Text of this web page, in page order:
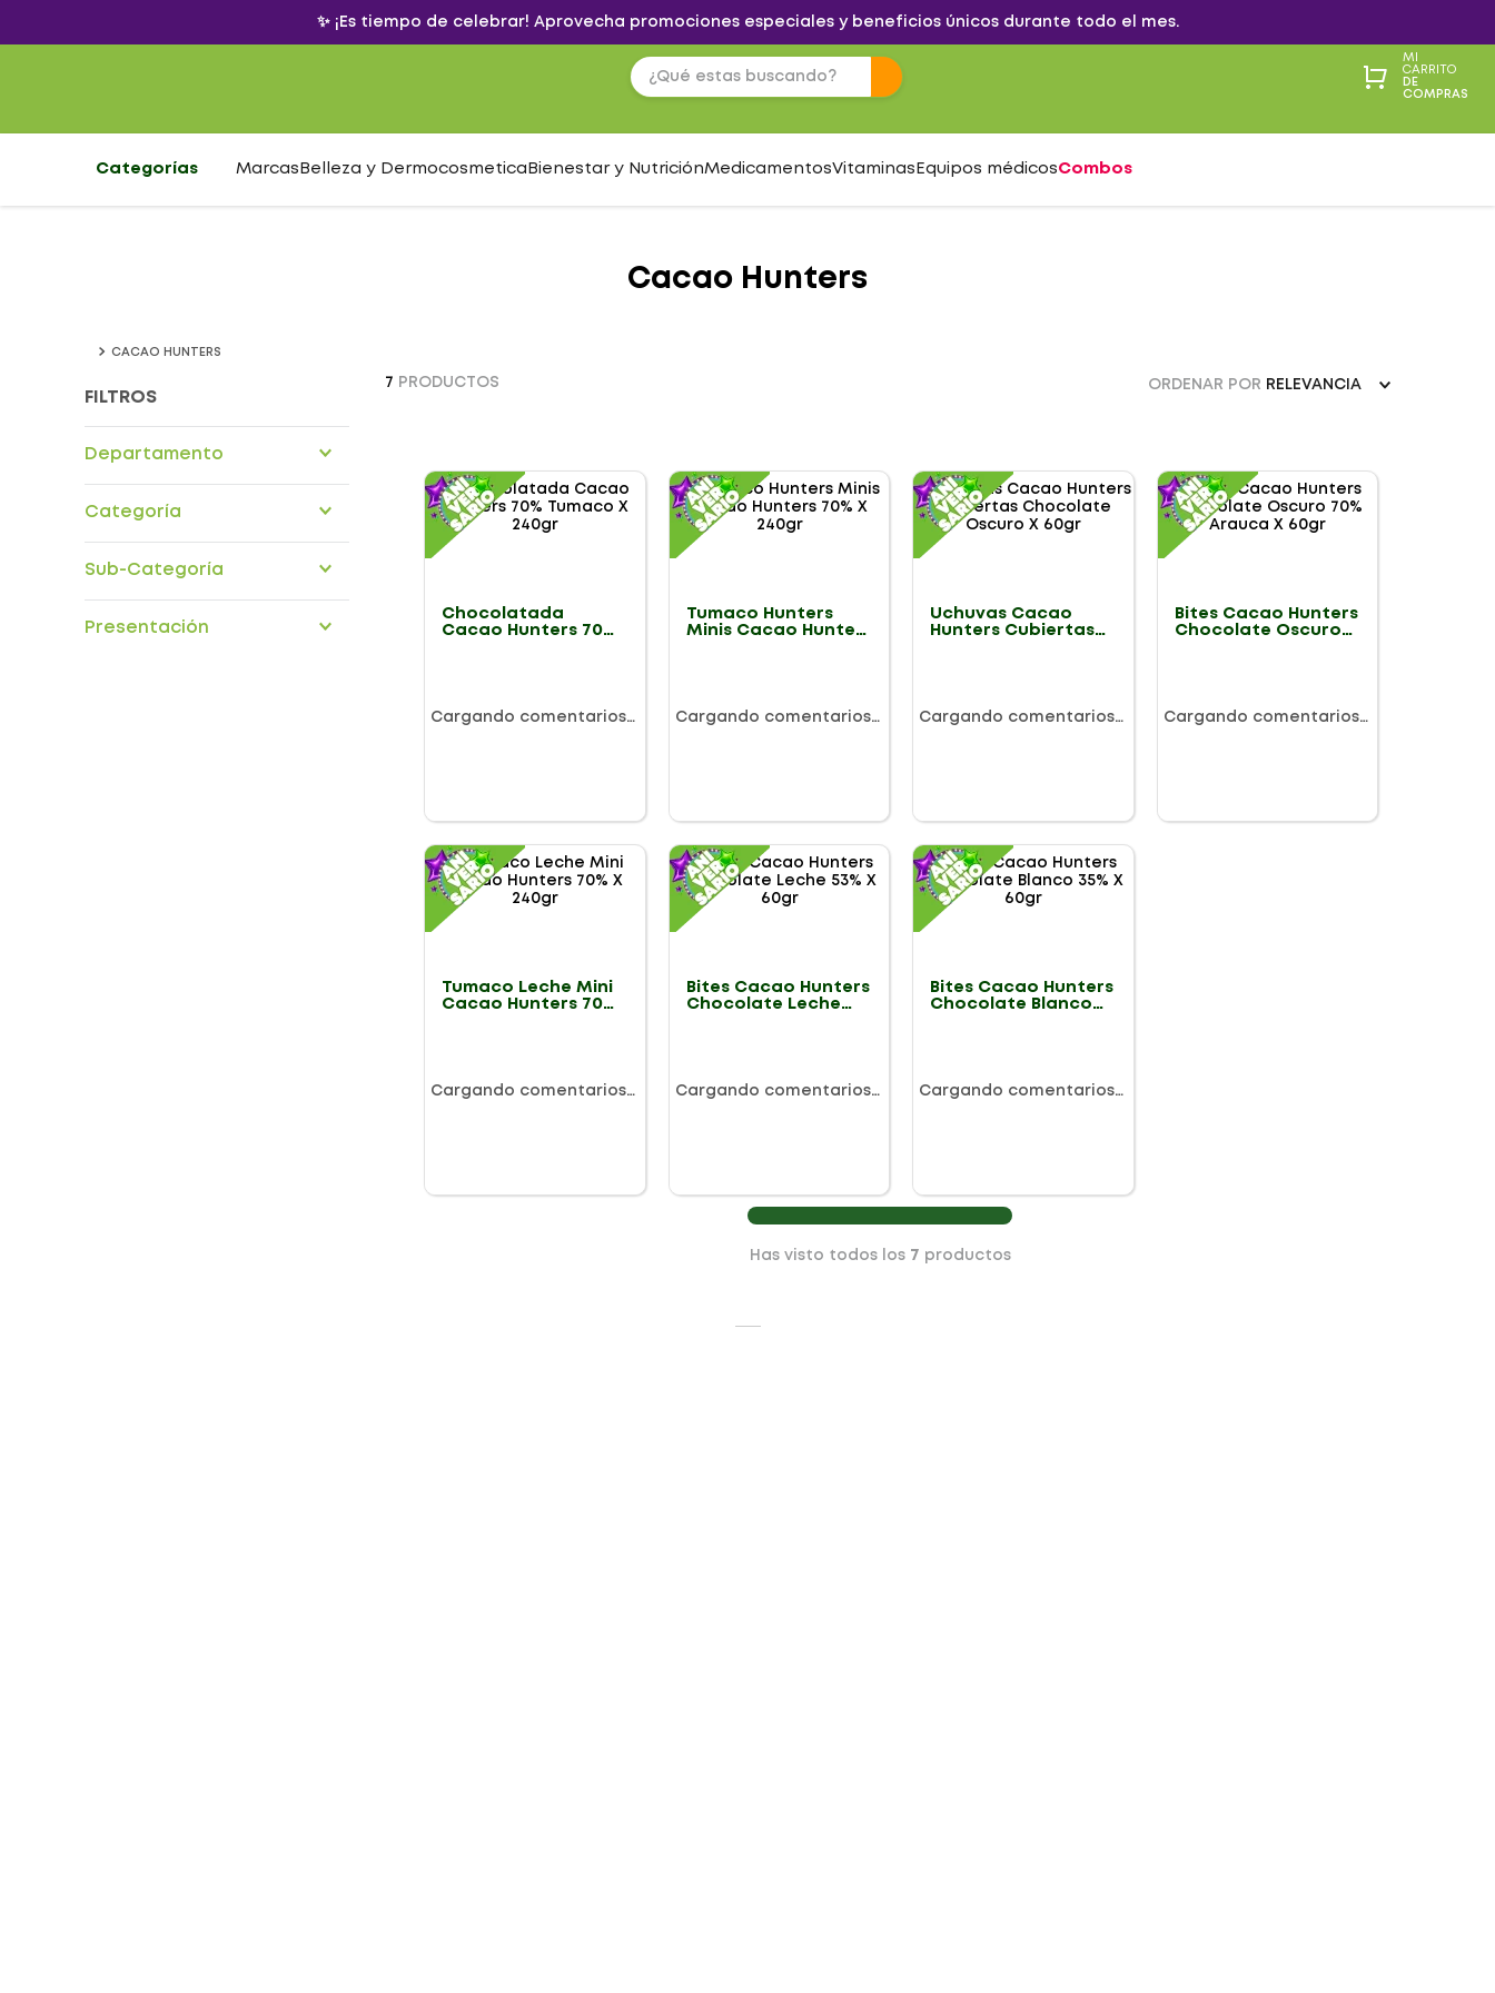
✨ ¡Es tiempo de celebrar! Aprovecha promociones especiales y beneficios únicos durante todo el mes.
MI
CARRITO
DE
COMPRAS
Categorías Marcas Belleza y Dermocosmetica Bienestar y NutriciónMedicamentosVitaminas Equipos médicosCombos
Cacao Hunters
CACAO HUNTERS
FILTROS
Departamento
Categoría
Sub-Categoría
Presentación
7 PRODUCTOS ORDENAR POR RELEVANCIA
Chocolatada
Cacao Hunters 70%
Cargando comentarios…
Tumaco Hunters
Minis Cacao Hunters
Cargando comentarios…
Uchuvas Cacao
Hunters Cubiertas
Cargando comentarios…
Bites Cacao Hunters
Chocolate Oscuro
Cargando comentarios…
Tumaco Leche Mini
Cacao Hunters 70%
Cargando comentarios…
Bites Cacao Hunters
Chocolate Leche
Cargando comentarios…
Bites Cacao Hunters
Chocolate Blanco
Cargando comentarios…
Has visto todos los 7 productos